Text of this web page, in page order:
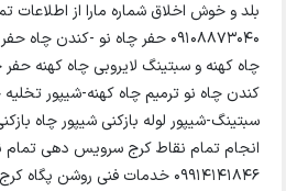
بلد و خوش اخلاق شماره مارا از اطلاعات
09108873040 حفر چاه نو -کندن
چاه کهنه و سبتینگ لایروبی چاه کهنه
کندن چاه نو ترمیم چاه کهنه-شیپور تخلیه
سبتینگ-شیپور لوله بازکنی شیپور چاه
09914141846 خدمات فنی روشن